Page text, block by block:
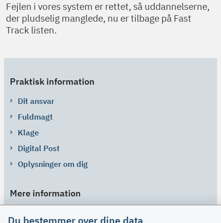
Fejlen i vores system er rettet, så uddannelserne,
der pludselig manglede, nu er tilbage på Fast
Track listen.
Praktisk information
Dit ansvar
Fuldmagt
Klage
Digital Post
Oplysninger om dig
Mere information
Du bestemmer over dine data